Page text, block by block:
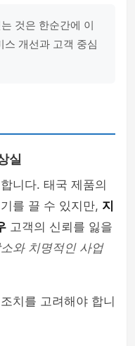
것은 한순간에 이
스 개선과 고객 중심
실
니다. 태국 제품의
를 끌 수 있지만, 지
고객의 신뢰를 잃을
와 치명적인 사업
치를 고려해야 합니